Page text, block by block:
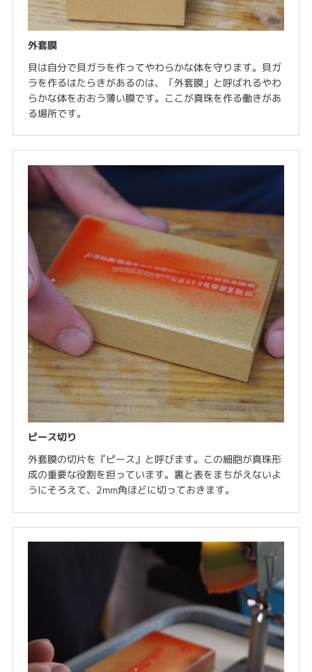
外套膜
貝は自分で貝ガラを作ってやわらかな体を守ります。貝ガ
ラを作るはたらきがあるのは、「外套膜」と呼ばれるやわ
らかな体をおおう薄い膜です。ここが真珠を作る働きがあ
る場所です。
ピース切り
外套膜の切片を『ピース』と呼びます。この細胞が真珠形
成の重要な役割を担っています。裏と表をまちがえないよ
うにそろえて、2mm角ほどに切っておきます。